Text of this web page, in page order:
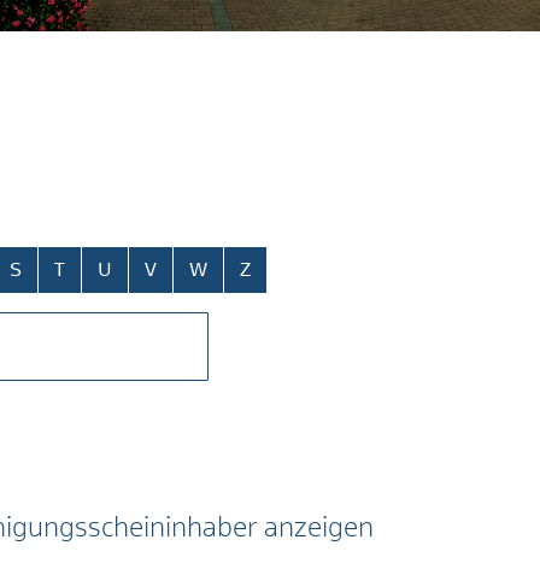
S T U V W Z
anzeigen